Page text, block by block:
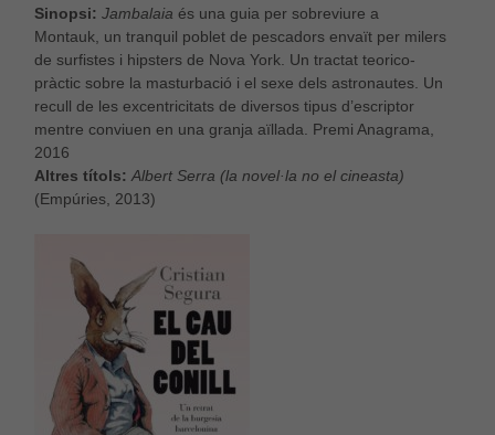
Sinopsi: Jambalaia és una guia per sobreviure a
Montauk, un tranquil poblet de pescadors envaït per milers
de surfistes i hipsters de Nova York. Un tractat teorico-
pràctic sobre la masturbació i el sexe dels astronautes. Un
recull de les excentricitats de diversos tipus d’escriptor
mentre conviuen en una granja aïllada. Premi Anagrama,
2016
Altres títols: Albert Serra (la novel·la no el cineasta)
(Empúries, 2013)